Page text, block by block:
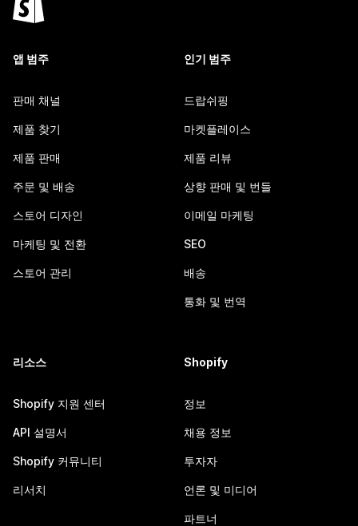
앱 범주
판매 채널
제품 찾기
제품 판매
주문 및 배송
스토어 디자인
마케팅 및 전환
스토어 관리
인기 범주
드랍쉬핑
마켓플레이스
제품 리뷰
상향 판매 및 번들
이메일 마케팅
SEO
배송
통화 및 번역
리소스
Shopify 지원 센터
API 설명서
Shopify 커뮤니티
리서치
Shopify
정보
채용 정보
투자자
언론 및 미디어
파트너